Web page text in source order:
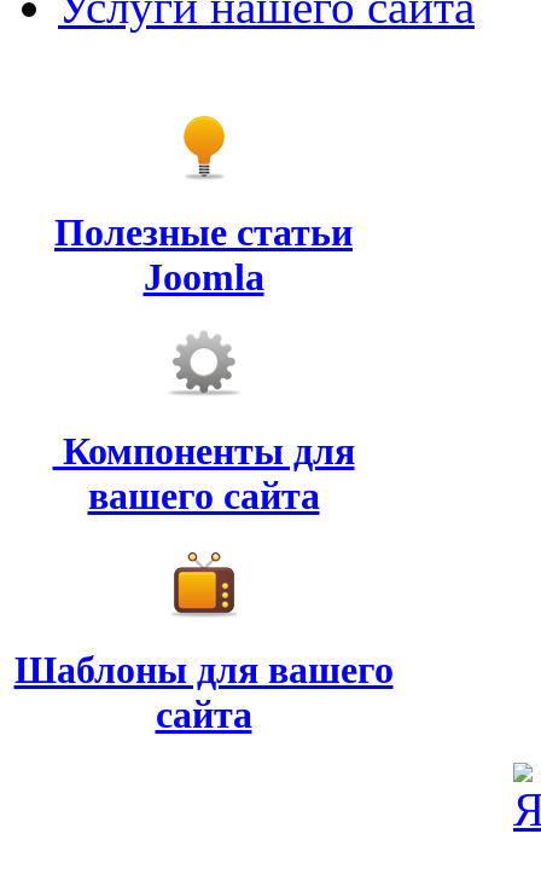
Полезные статьи
Joomla
Компоненты для
вашего сайта
Шаблоны для вашего
сайта